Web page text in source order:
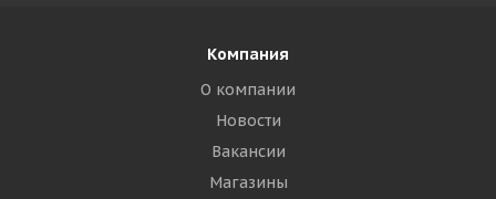
Компания
О компании
Новости
Вакансии
Магазины